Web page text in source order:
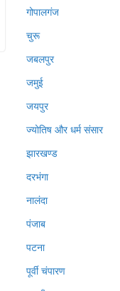
गोपालगंज
चुरू
जबलपुर
जमुई
जयपुर
ज्योतिष और धर्म संसार
झारखण्ड
दरभंगा
नालंदा
पंजाब
पटना
पूर्वी चंपारण